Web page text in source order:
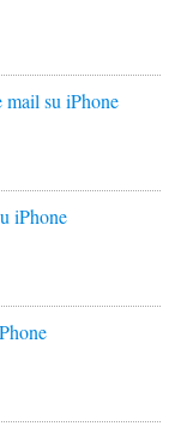
mail su iPhone
iPhone